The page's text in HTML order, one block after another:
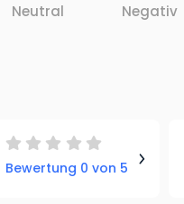
Neutral Negativ
Bewertung 0 von 5